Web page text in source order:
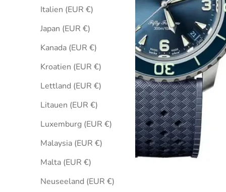
Italien (EUR €)
Japan (EUR €)
Kanada (EUR €)
Kroatien (EUR €)
Lettland (EUR €)
Litauen (EUR €)
Luxemburg (EUR €)
Malaysia (EUR €)
Malta (EUR €)
Neuseeland (EUR €)